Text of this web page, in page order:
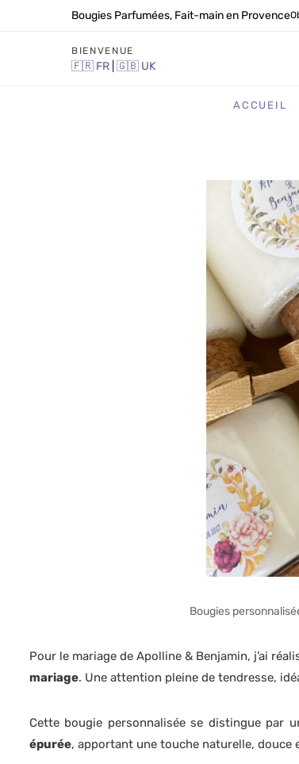
Bougies Parfumées, Fait-main en Provence
BIENVENUE
🇫🇷 FR 🇬🇧 UK
ACCUEIL
Bougies
Pour le mariage de Apolline & Benjamin, j’ai
mariage. Une attention pleine de tendresse,
Cette bougie personnalisée se distingue par
épurée, apportant une touche naturelle, douce